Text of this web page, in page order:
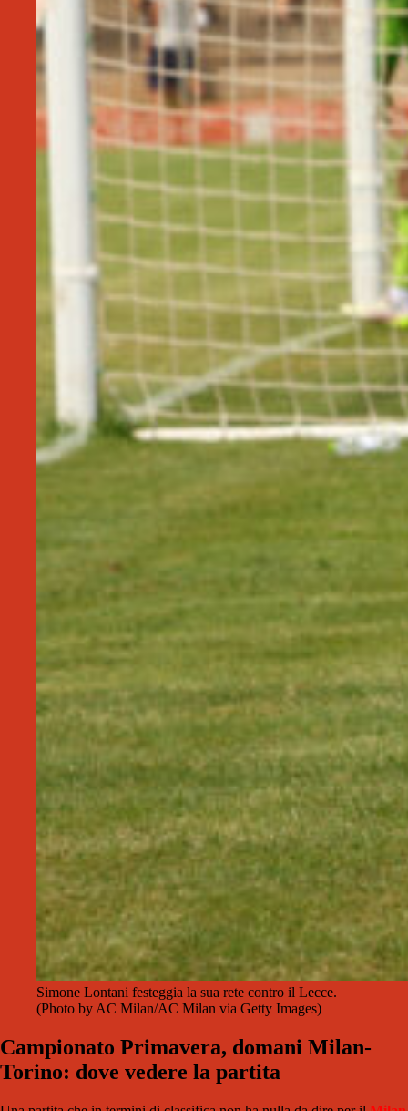
Simone Lontani festeggia la sua rete contro il Lecce.
(Photo by AC Milan/AC Milan via Getty Images)
Campionato Primavera, domani Milan-
Torino: dove vedere la partita